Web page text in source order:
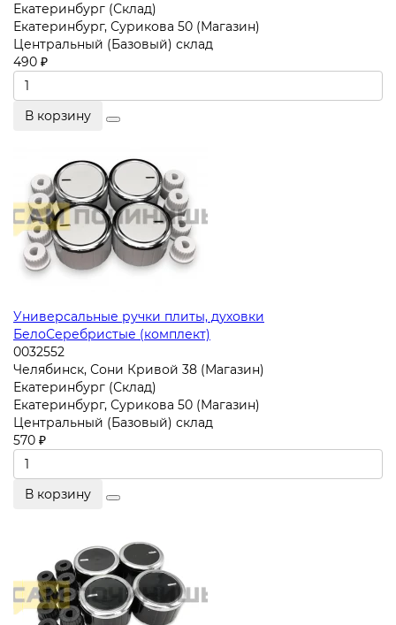
Екатеринбург (Склад)
Екатеринбург, Сурикова 50 (Магазин)
Центральный (Базовый) склад
490 ₽
В корзину
Универсальные ручки плиты, духовки
БелоСеребристые (комплект)
0032552
Челябинск, Сони Кривой 38 (Магазин)
Екатеринбург (Склад)
Екатеринбург, Сурикова 50 (Магазин)
Центральный (Базовый) склад
570 ₽
В корзину